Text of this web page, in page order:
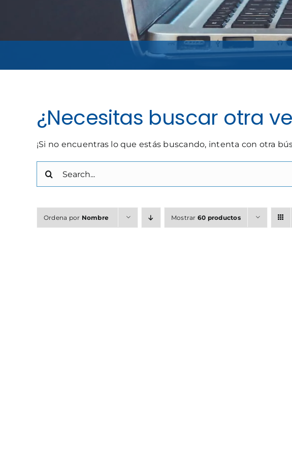
¿Necesitas buscar otra
¡Si no encuentras lo que estás buscando, intenta con otra
Ordena por Nombre Mostrar 60 productos